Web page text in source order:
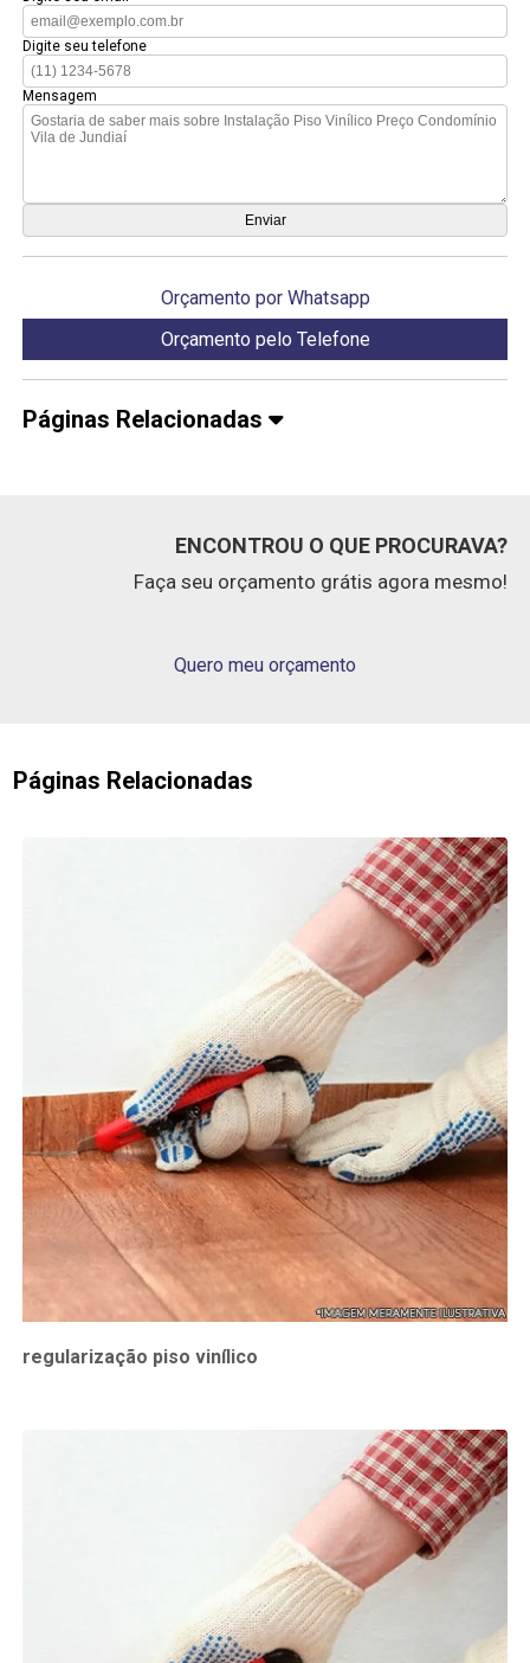
Digite seu telefone
Mensagem
Orçamento por Whatsapp
Orçamento pelo Telefone
Páginas Relacionadas
ENCONTROU O QUE PROCURAVA?
Faça seu orçamento grátis agora mesmo!
Quero meu orçamento
Páginas Relacionadas
regularização piso vinílico